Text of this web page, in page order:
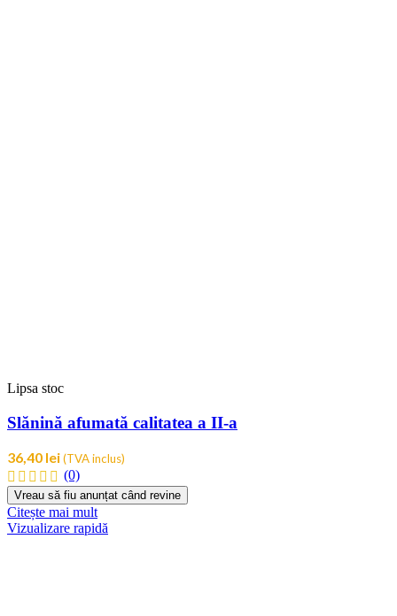
Lipsa stoc
Slănină afumată calitatea a II-a
36,40 lei(TVA inclus)
(0)
Citește mai mult
Vizualizare rapidă